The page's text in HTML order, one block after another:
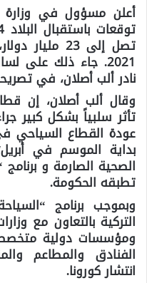
أعلن مسؤول في وزارة
تصل إلى 23
2021. جاء ذلك على
نادر ألب أصلان، في
وقال ألب أصلان، إن
تأثر سلبياً بشكل كبير
عودة القطاع السياحي
بداية الموسم في
الصحية الصارمة و
تطبقه الحكومة.
وبموجب برنامج
التركية بالتعاون مع
ومؤسسات دولية
الفنادق والمطاعم
انتشار كورونا.